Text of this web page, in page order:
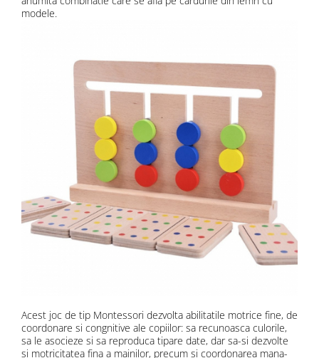
modele.
Acest joc de tip Montessori dezvolta abilitatile motrice fine, de
coordonare si congnitive ale copiilor: sa recunoasca culorile,
sa le asocieze si sa reproduca tipare date, dar sa-si dezvolte
si motricitatea fina a mainilor, precum si coordonarea mana-